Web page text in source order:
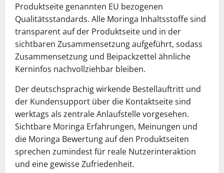
Produktseite genannten EU bezogenen
Qualitätsstandards. Alle Moringa Inhaltsstoffe sind
transparent auf der Produktseite und in der
sichtbaren Zusammensetzung aufgeführt, sodass
Zusammensetzung und Beipackzettel ähnliche
Kerninfos nachvollziehbar bleiben.
Der deutschsprachig wirkende Bestellauftritt und
der Kundensupport über die Kontaktseite sind
werktags als zentrale Anlaufstelle vorgesehen.
Sichtbare Moringa Erfahrungen, Meinungen und
die Moringa Bewertung auf den Produktseiten
sprechen zumindest für reale Nutzerinteraktion
und eine gewisse Zufriedenheit.